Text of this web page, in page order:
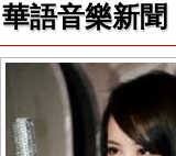
華語音樂新聞